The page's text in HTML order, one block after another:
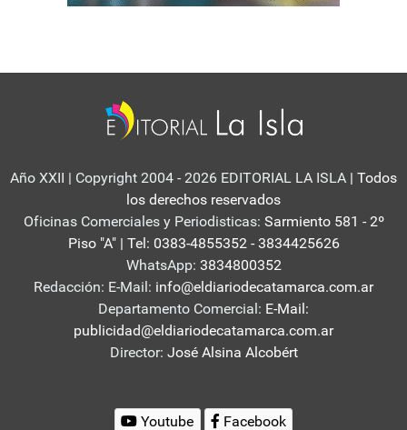
Año XXII | Copyright 2004 - 2026 EDITORIAL LA ISLA | Todos
los derechos reservados
Oficinas Comerciales y Periodisticas: Sarmiento 581 - 2º
Piso "A" | Tel: 0383-4855352 - 3834425626
WhatsApp: 3834800352
Redacción: E-Mail: info@eldiariodecatamarca.com.ar
Departamento Comercial: E-Mail:
publicidad@eldiariodecatamarca.com.ar
Director: José Alsina Alcobért
Youtube Facebook